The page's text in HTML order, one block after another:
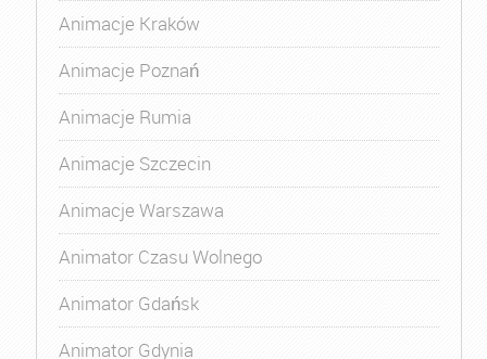
Animacje Kraków
Animacje Poznań
Animacje Rumia
Animacje Szczecin
Animacje Warszawa
Animator Czasu Wolnego
Animator Gdańsk
Animator Gdynia